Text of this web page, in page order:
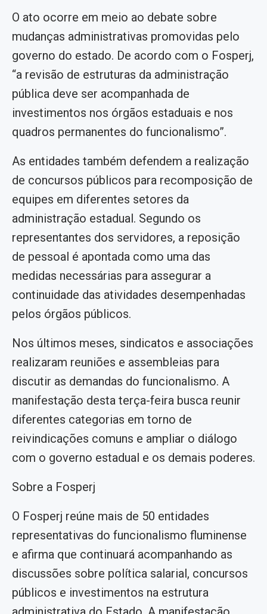
O ato ocorre em meio ao debate sobre
mudanças administrativas promovidas pelo
governo do estado. De acordo com o Fosperj,
“a revisão de estruturas da administração
pública deve ser acompanhada de
investimentos nos órgãos estaduais e nos
quadros permanentes do funcionalismo”.
As entidades também defendem a realização
de concursos públicos para recomposição de
equipes em diferentes setores da
administração estadual. Segundo os
representantes dos servidores, a reposição
de pessoal é apontada como uma das
medidas necessárias para assegurar a
continuidade das atividades desempenhadas
pelos órgãos públicos.
Nos últimos meses, sindicatos e associações
realizaram reuniões e assembleias para
discutir as demandas do funcionalismo. A
manifestação desta terça-feira busca reunir
diferentes categorias em torno de
reivindicações comuns e ampliar o diálogo
com o governo estadual e os demais poderes.
Sobre a Fosperj
O Fosperj reúne mais de 50 entidades
representativas do funcionalismo fluminense
e afirma que continuará acompanhando as
discussões sobre política salarial, concursos
públicos e investimentos na estrutura